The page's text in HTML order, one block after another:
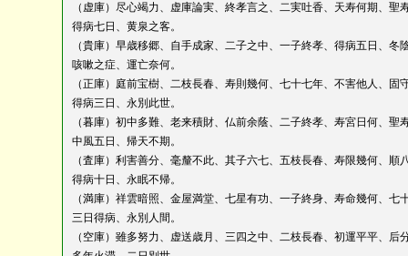
（虚庫）尽心竭力、虚庫論実、終孝言之、二実吐香、天寿何期、聖
得病七日、黄泉之客。
（貴庫）早歳移郷、自手成家、二子之中、一子終孝、得病五日、冬
咳嗽之症、運亡奈何。
（正庫）庭前宝樹、二枝長春、寿則幾何、七十七年、不害他人、固
得病三日、永別此世。
（暮庫）初中多難、老来積財、仏前余蔭、二子終孝、寿宮日何、聖
中風五日、帰天不期。
（査庫）利害善分、毫釐不此、其子六七、五枝長春、寿限幾何、順
得病十日、永眠不帰。
（満庫）祥雲暗照、金屋満堂、七星有功、一子終身、寿命幾何、七
三日得病、永別人間。
（空庫）雖多努力、虚送歳月、三四之中、二枝長春、初運平平、后